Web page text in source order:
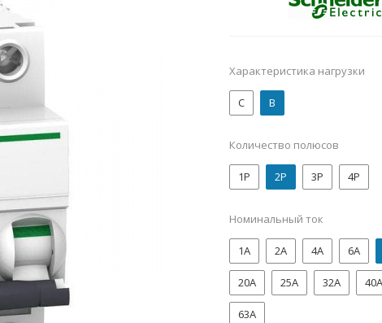
Характеристика нагрузки
C B
Количество полюсов
1P 2P 3P 4P
Номинальный ток
1А 2А 4А 6А
20А 25А 32А 40А
63А